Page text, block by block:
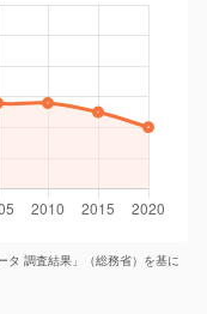
タ 調査結果」（総務省）を基に